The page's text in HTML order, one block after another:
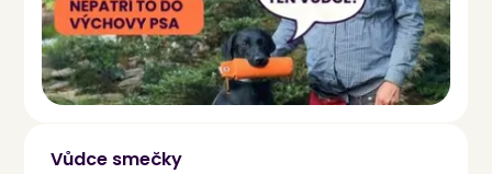
Vůdce smečky